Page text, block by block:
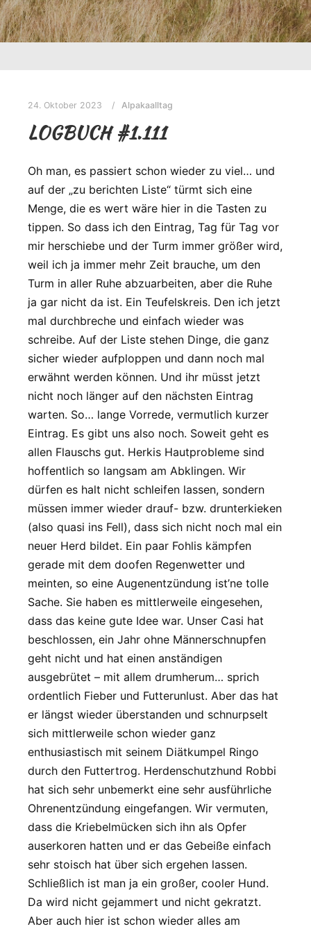
24. Oktober 2023 Alpakaalltag
LOGBUCH #1.111
Oh man, es passiert schon wieder zu viel… und
auf der „zu berichten Liste“ türmt sich eine
Menge, die es wert wäre hier in die Tasten zu
tippen. So dass ich den Eintrag, Tag für Tag vor
mir herschiebe und der Turm immer größer wird,
weil ich ja immer mehr Zeit brauche, um den
Turm in aller Ruhe abzuarbeiten, aber die Ruhe
ja gar nicht da ist. Ein Teufelskreis. Den ich jetzt
mal durchbreche und einfach wieder was
schreibe. Auf der Liste stehen Dinge, die ganz
sicher wieder aufploppen und dann noch mal
erwähnt werden können. Und ihr müsst jetzt
nicht noch länger auf den nächsten Eintrag
warten. So… lange Vorrede, vermutlich kurzer
Eintrag. Es gibt uns also noch. Soweit geht es
allen Flauschs gut. Herkis Hautprobleme sind
hoffentlich so langsam am Abklingen. Wir
dürfen es halt nicht schleifen lassen, sondern
müssen immer wieder drauf- bzw. drunterkieken
(also quasi ins Fell), dass sich nicht noch mal ein
neuer Herd bildet. Ein paar Fohlis kämpfen
gerade mit dem doofen Regenwetter und
meinten, so eine Augenentzündung ist’ne tolle
Sache. Sie haben es mittlerweile eingesehen,
dass das keine gute Idee war. Unser Casi hat
beschlossen, ein Jahr ohne Männerschnupfen
geht nicht und hat einen anständigen
ausgebrütet – mit allem drumherum… sprich
ordentlich Fieber und Futterunlust. Aber das hat
er längst wieder überstanden und schnurpselt
sich mittlerweile schon wieder ganz
enthusiastisch mit seinem Diätkumpel Ringo
durch den Futtertrog. Herdenschutzhund Robbi
hat sich sehr unbemerkt eine sehr ausführliche
Ohrenentzündung eingefangen. Wir vermuten,
dass die Kriebelmücken sich ihn als Opfer
auserkoren hatten und er das Gebeiße einfach
sehr stoisch hat über sich ergehen lassen.
Schließlich ist man ja ein großer, cooler Hund.
Da wird nicht gejammert und nicht gekratzt.
Aber auch hier ist schon wieder alles am